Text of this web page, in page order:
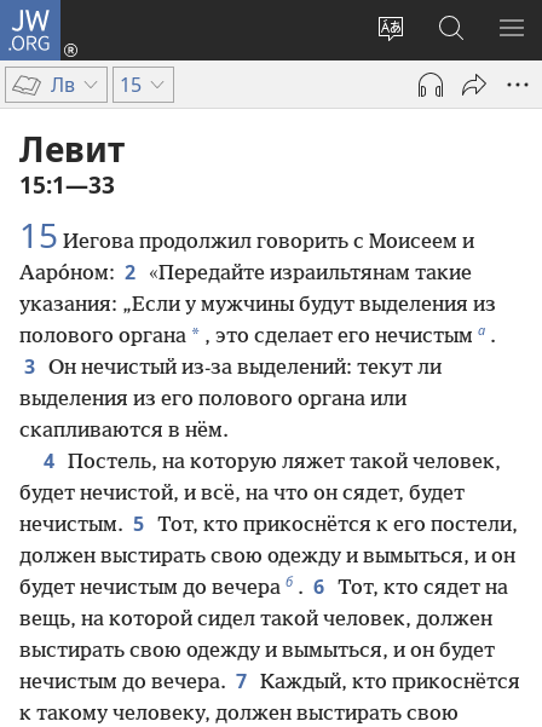
JW.ORG
Изменить
язык
сайта
Войти
(открывается
новом
Поиск
по
jw.org
Лв 15
Левит
15:1—33
15 Иегова продолжил говорить с Моисеем и
Ааро́ном: 2
«Передайте израильтянам такие
указания: „Если у мужчины будут выделения из
полового органа * , это сделает его нечистым а .
3 Он нечистый из-за выделений: текут ли
выделения из его полового органа или
скапливаются в нём.
4 Постель, на которую ляжет такой человек,
будет нечистой, и всё, на что он сядет, будет
нечистым. 5 Тот, кто прикоснётся к его постели,
должен выстирать свою одежду и вымыться, и он
будет нечистым до вечера б . 6 Тот, кто сядет на
вещь, на которой сидел такой человек, должен
выстирать свою одежду и вымыться, и он будет
нечистым до вечера. 7 Каждый, кто прикоснётся
к такому человеку, должен выстирать свою